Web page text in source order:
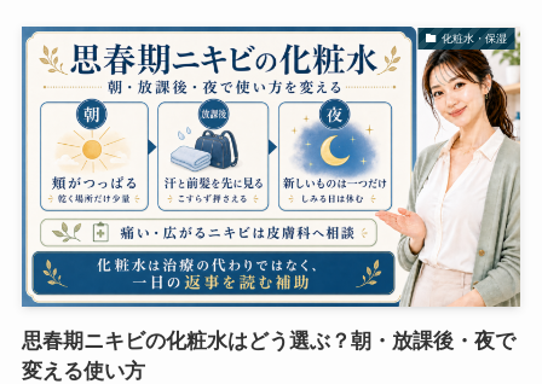
化粧水・保湿
思春期ニキビの化粧水はどう選ぶ？朝・放課後・夜で
変える使い方